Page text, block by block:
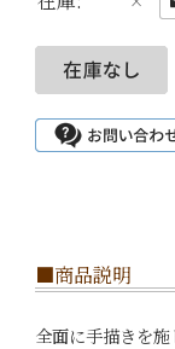
■商品説明
全面に手描きを施